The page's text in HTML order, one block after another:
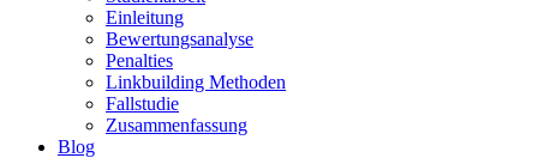
Einleitung
Bewertungsanalyse
Penalties
Linkbuilding Methoden
Fallstudie
Zusammenfassung
Blog